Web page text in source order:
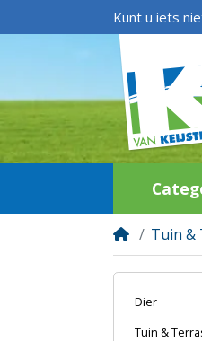
Kunt u iets
Tuin &
Dier
Tuin &